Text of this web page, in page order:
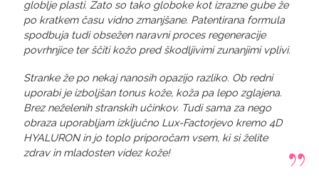
globlje plasti. Zato so tako globoke kot izrazne gube že
po kratkem času vidno zmanjšane. Patentirana formula
spodbuja tudi obsežen naravni proces regeneracije
povrhnjice ter ščiti kožo pred škodljivimi zunanjimi vplivi.
Stranke že po nekaj nanosih opazijo razliko. Ob redni
uporabi je izboljšan tonus kože, koža pa lepo zglajena.
Brez neželenih stranskih učinkov. Tudi sama za nego
obraza uporabljam izključno Lux-Factorjevo kremo 4D
HYALURON in jo toplo priporočam vsem, ki si želite
zdrav in mladosten videz kože!